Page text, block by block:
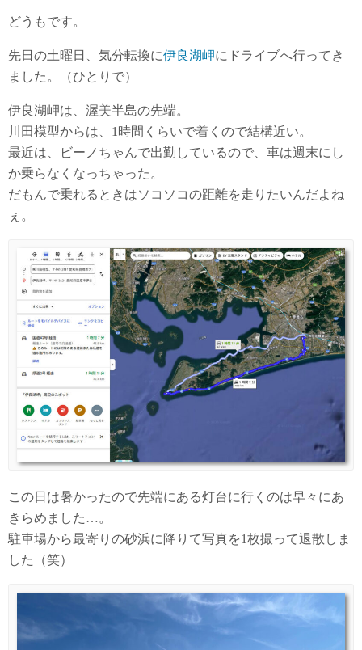
どうもです。
先日の土曜日、気分転換に伊良湖岬にドライブへ行ってき
ました。（ひとりで）
伊良湖岬は、渥美半島の先端。
川田模型からは、1時間くらいで着くので結構近い。
最近は、ビーノちゃんで出勤しているので、車は週末にし
か乗らなくなっちゃった。
だもんで乗れるときはソコソコの距離を走りたいんだよね
ぇ。
この日は暑かったので先端にある灯台に行くのは早々にあ
きらめました…。
駐車場から最寄りの砂浜に降りて写真を1枚撮って退散しま
した（笑）